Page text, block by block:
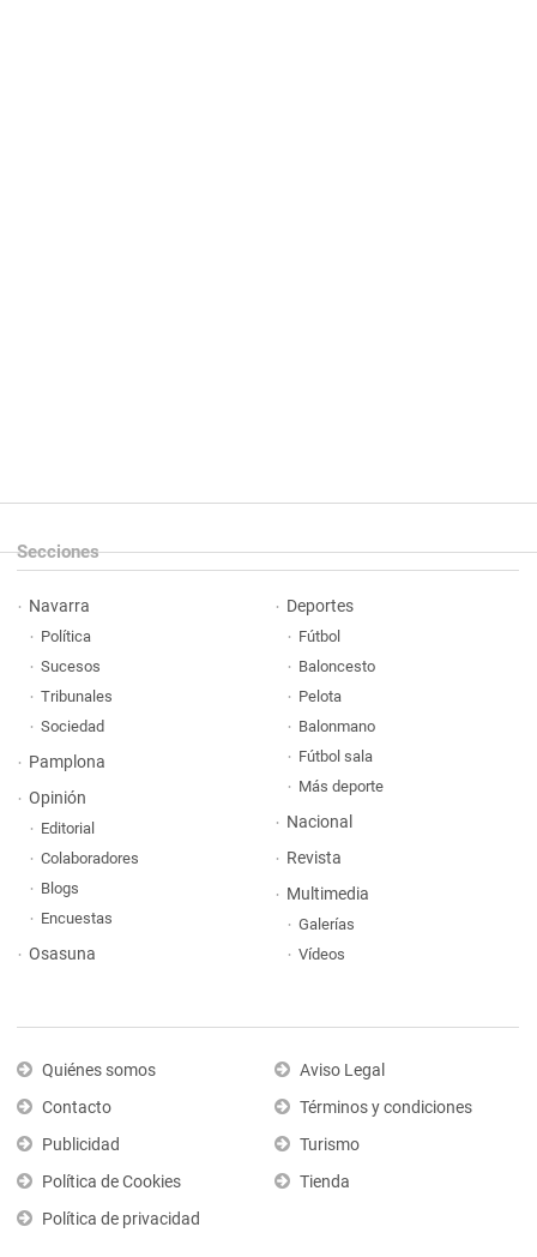
Secciones
Navarra
Política
Sucesos
Tribunales
Sociedad
Pamplona
Opinión
Editorial
Colaboradores
Blogs
Encuestas
Osasuna
Deportes
Fútbol
Baloncesto
Pelota
Balonmano
Fútbol sala
Más deporte
Nacional
Revista
Multimedia
Galerías
Vídeos
Quiénes somos
Contacto
Publicidad
Política de Cookies
Política de privacidad
Aviso Legal
Términos y condiciones
Turismo
Tienda